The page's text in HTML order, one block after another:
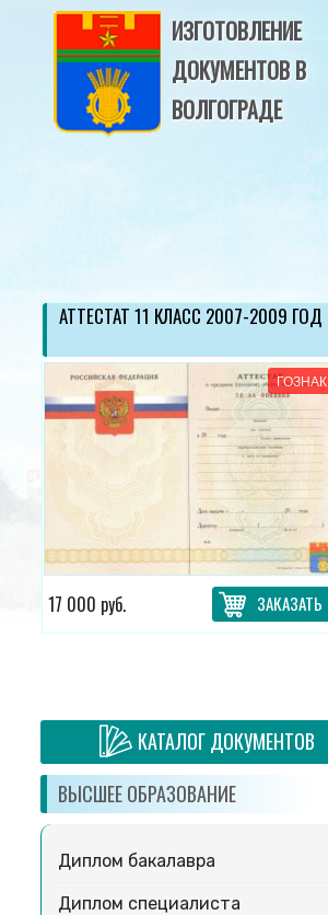
ИЗГОТОВЛЕНИЕ
ДОКУМЕНТОВ В
ВОЛГОГРАДЕ
АТТЕСТАТ 11 КЛАСС 2007-2009 ГОД
ГОЗНАК
17 000 руб. ЗАКАЗАТЬ
КАТАЛОГ ДОКУМЕНТОВ
ВЫСШЕЕ ОБРАЗОВАНИЕ
Диплом бакалавра
Диплом специалиста